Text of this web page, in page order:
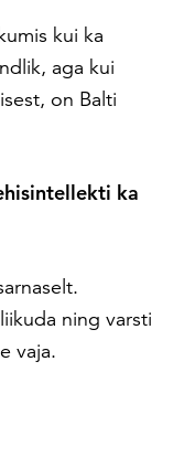
kui ka
aga kui
on Balti
ka
ning varsti
vaja.